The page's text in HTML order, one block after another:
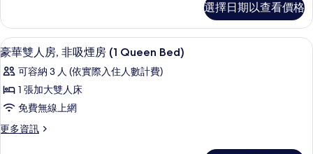
房
的
所
有
相
片
房,
吸
煙
的
詳
選擇日期以查看價格
顯
示
豪
華
人
6
豪華雙人房, 非吸煙房 (1 Queen Bed)
可容納 3 人 (依實際入住人數計費)
1 張加大雙人床
免費無線上網
更多資訊
更